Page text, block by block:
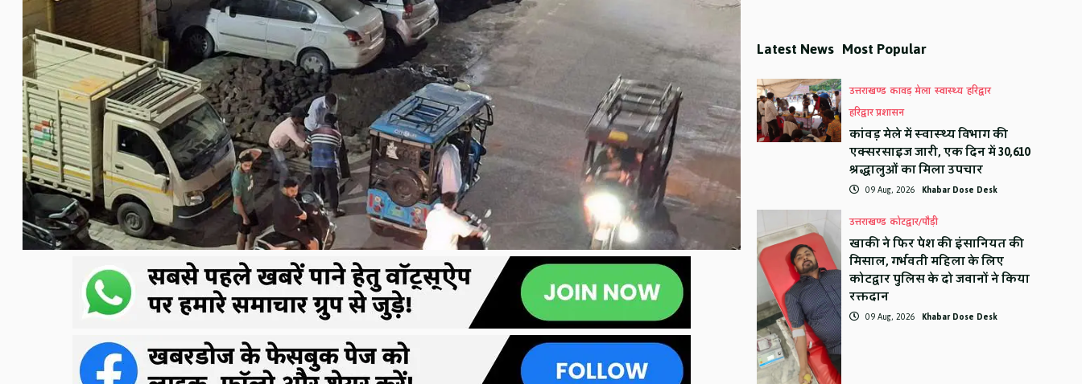
Latest News Most Popular
उत्तराखण्ड कावड़ मेला स्वास्थ्य हरिद्वार
हरिद्वार प्रशासन
कांवड़ मेले में स्वास्थ्य विभाग की
एक्सरसाइज जारी, एक दिन में 30,610
श्रद्धालुओं का मिला उपचार
09 Aug, 2026 Khabar Dose Desk
उत्तराखण्ड कोटद्वार/पौड़ी
खाकी ने फिर पेश की इंसानियत की
मिसाल, गर्भवती महिला के लिए
कोटद्वार पुलिस के दो जवानों ने किया
रक्तदान
09 Aug, 2026 Khabar Dose Desk